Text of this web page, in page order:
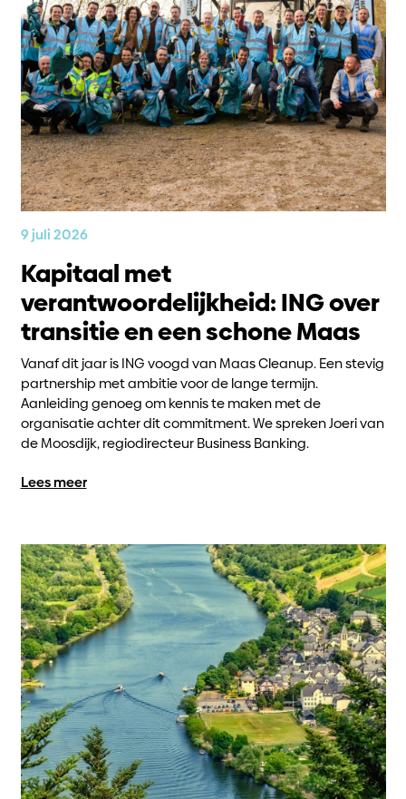
9 juli 2026
Kapitaal met
verantwoordelijkheid: ING over
transitie en een schone Maas
Vanaf dit jaar is ING voogd van Maas Cleanup. Een stevig
partnership met ambitie voor de lange termijn.
Aanleiding genoeg om kennis te maken met de
organisatie achter dit commitment. We spreken Joeri van
de Moosdijk, regiodirecteur Business Banking.
Lees meer